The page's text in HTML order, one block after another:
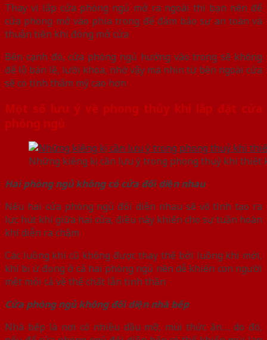
Thay vì lắp cửa phòng ngủ mở ra ngoài thì bạn nên để
cửa phòng mở vào phía trong để đảm bảo sự an toàn và
thuận tiên khi đóng mở cửa
Bên cạnh đó, cửa phòng ngủ hướng vào trong sẽ không
để lộ bản lề, lưỡi khóa, nhờ vậy mà nhìn từ bên ngoài cửa
sẽ có tính thẩm mỹ cao hơn
Một số lưu ý về phong thủy khi lắp đặt cửa
phòng ngủ
Những kiêng kị cần lưu ý trong phong thuỷ khi thiết
Hai phòng ngủ không có cửa đối diện nhau
Nếu hai cửa phòng ngủ đối diện nhau sẽ vô tình tạo ra
lực hút khí giữa hai cửa, điều này khiến cho sự tuần hoàn
khí diễn ra chậm
Các luồng khí cũ không được thay thế bởi luồng khí mới,
khí bị ứ đọng ở cả hai phòng ngủ nên dễ khiến con người
mệt mỏi cả về thể chất lẫn tinh thần
Cửa phòng ngủ không đối diện nhà bếp
Nhà bếp là nơi có nhiều dầu mỡ, mùi thức ăn…. do đó,